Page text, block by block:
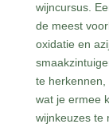
wijncursus.
de meest
oxidatie en
te
wat je ermee
wijnkeuzes te